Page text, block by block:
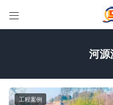

河
工程案例